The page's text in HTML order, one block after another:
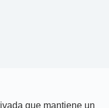
que mantiene un